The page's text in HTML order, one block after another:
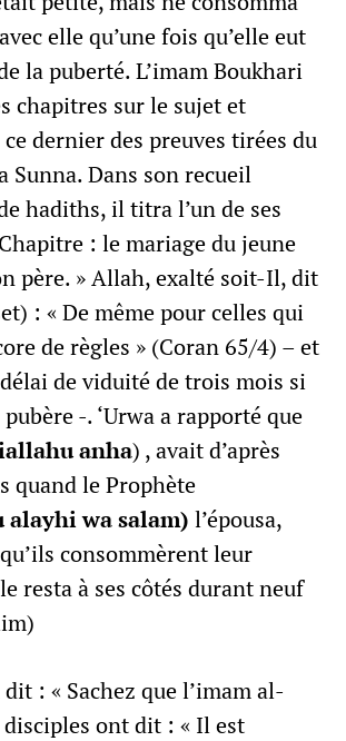
elle qu’une fois qu’elle eut
la puberté. L’imam Boukhari
chapitres sur le sujet et
dernier des preuves tirées du
Sunna. Dans son recueil
hadiths, il titra l’un de ses
: le mariage du jeune
père. » Allah, exalté soit-Il, dit
: « De même pour celles qui
de règles » (Coran 65/4) – et
de viduité de trois mois si
pubère -. ‘Urwa a rapporté que
anha) , avait d’après
quand le Prophète
wa salam) l’épousa,
consommèrent leur
resta à ses côtés durant neuf
: « Sachez que l’imam al-
disciples ont dit : « Il est